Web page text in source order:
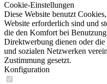
Cookie-Einstellungen
Diese Website benutzt
Website erforderlich sind und
die den Komfort bei
Direktwerbung dienen oder
und sozialen Netzwerken
Zustimmung gesetzt.
Konfiguration